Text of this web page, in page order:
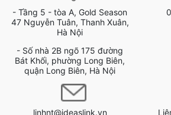
- Tầng 5 - tòa A, Gold Season
47 Nguyễn Tuân, Thanh Xuân,
Hà Nội
- Số nhà 2B ngõ 175 đường
Bát Khối, phường Long Biên,
quận Long Biên, Hà Nội
linhnt@ideaslink.vn